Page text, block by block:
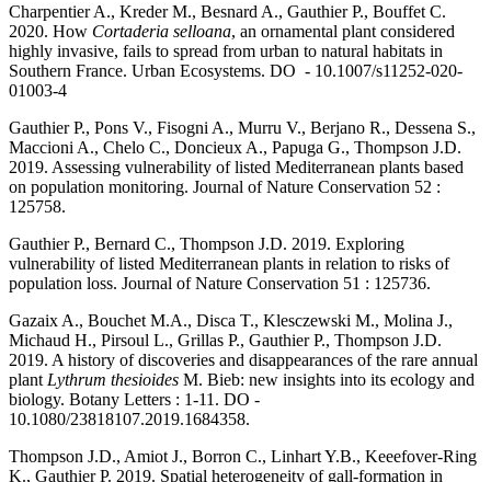
Charpentier A., Kreder M., Besnard A., Gauthier P., Bouffet C.
2020. How Cortaderia selloana, an ornamental plant considered
highly invasive, fails to spread from urban to natural habitats in
Southern France. Urban Ecosystems. DO - 10.1007/s11252-020-
01003-4
Gauthier P., Pons V., Fisogni A., Murru V., Berjano R., Dessena S.,
Maccioni A., Chelo C., Doncieux A., Papuga G., Thompson J.D.
2019. Assessing vulnerability of listed Mediterranean plants based
on population monitoring. Journal of Nature Conservation 52 :
125758.
Gauthier P., Bernard C., Thompson J.D. 2019. Exploring
vulnerability of listed Mediterranean plants in relation to risks of
population loss. Journal of Nature Conservation 51 : 125736.
Gazaix A., Bouchet M.A., Disca T., Klesczewski M., Molina J.,
Michaud H., Pirsoul L., Grillas P., Gauthier P., Thompson J.D.
2019. A history of discoveries and disappearances of the rare annual
plant Lythrum thesioides M. Bieb: new insights into its ecology and
biology. Botany Letters : 1-11. DO -
10.1080/23818107.2019.1684358.
Thompson J.D., Amiot J., Borron C., Linhart Y.B., Keeefover-Ring
K., Gauthier P. 2019. Spatial heterogeneity of gall-formation in